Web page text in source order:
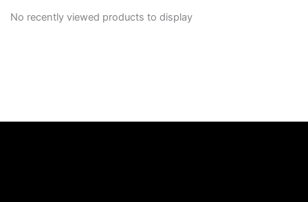
No recently viewed products to display